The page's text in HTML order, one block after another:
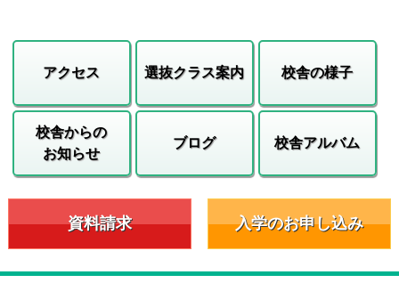
アクセス 選抜クラス案内 校舎の様子
校舎からの
お知らせ
ブログ 校舎アルバム
資料請求 入学のお申し込み